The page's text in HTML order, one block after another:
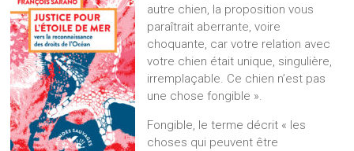
autre chien, la proposition vous
paraîtrait aberrante, voire
choquante, car votre relation avec
votre chien était unique, singulière,
irremplaçable. Ce chien n’est pas
une chose fongible ».
Fongible, le terme décrit « les
choses qui peuvent être